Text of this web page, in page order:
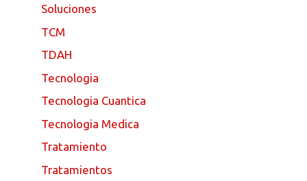
Soluciones
TCM
TDAH
Tecnologia
Tecnologia Cuantica
Tecnologia Medica
Tratamiento
Tratamientos